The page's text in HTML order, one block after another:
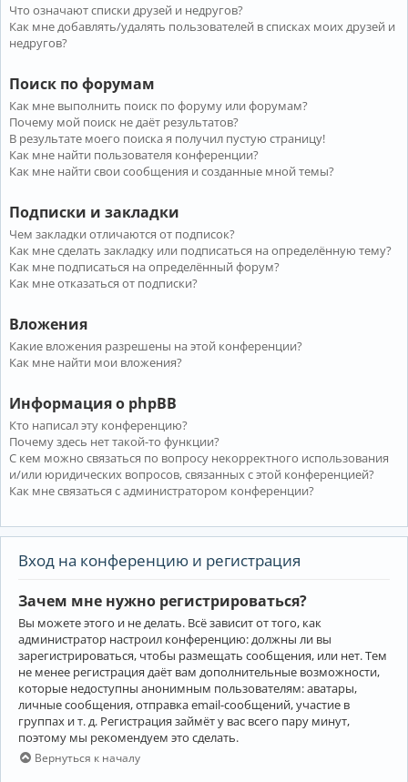
Что означают списки друзей и недругов?
Как мне добавлять/удалять пользователей в списках моих друзей и
недругов?
Поиск по форумам
Как мне выполнить поиск по форуму или форумам?
Почему мой поиск не даёт результатов?
В результате моего поиска я получил пустую страницу!
Как мне найти пользователя конференции?
Как мне найти свои сообщения и созданные мной темы?
Подписки и закладки
Чем закладки отличаются от подписок?
Как мне сделать закладку или подписаться на определённую тему?
Как мне подписаться на определённый форум?
Как мне отказаться от подписки?
Вложения
Какие вложения разрешены на этой конференции?
Как мне найти мои вложения?
Информация о phpBB
Кто написал эту конференцию?
Почему здесь нет такой-то функции?
С кем можно связаться по вопросу некорректного использования
и/или юридических вопросов, связанных с этой конференцией?
Как мне связаться с администратором конференции?
Вход на конференцию и регистрация
Зачем мне нужно регистрироваться?
Вы можете этого и не делать. Всё зависит от того, как
администратор настроил конференцию: должны ли вы
зарегистрироваться, чтобы размещать сообщения, или нет. Тем
не менее регистрация даёт вам дополнительные возможности,
которые недоступны анонимным пользователям: аватары,
личные сообщения, отправка email-сообщений, участие в
группах и т. д. Регистрация займёт у вас всего пару минут,
поэтому мы рекомендуем это сделать.
Вернуться к началу